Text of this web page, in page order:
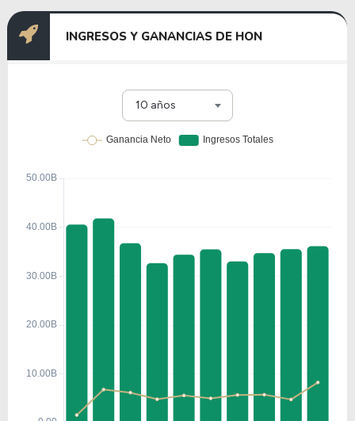
INGRESOS Y GANANCIAS DE HON
10 años